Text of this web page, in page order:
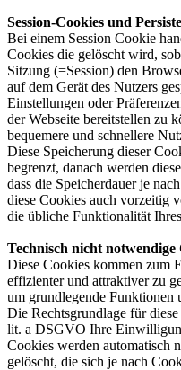
Session-Cookies und
Bei einem Session Cookie
Cookies die gelöscht wird,
Sitzung (=Session) den
auf dem Gerät des Nutzers
Einstellungen oder
der Webseite bereitstellen zu
bequemere und schnellere
Diese Speicherung dieser
begrenzt, danach werden
dass die Speicherdauer je
diese Cookies auch vorzeitig
die übliche Funktionalität
Technisch nicht notwendige
Diese Cookies kommen zum
effizienter und attraktiver zu
um grundlegende Funktionen
Die Rechtsgrundlage für
lit. a DSGVO Ihre
Cookies werden automatisch
gelöscht, die sich je nach